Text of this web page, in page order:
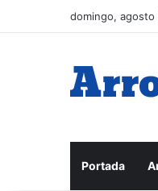
domingo, agosto
Portada